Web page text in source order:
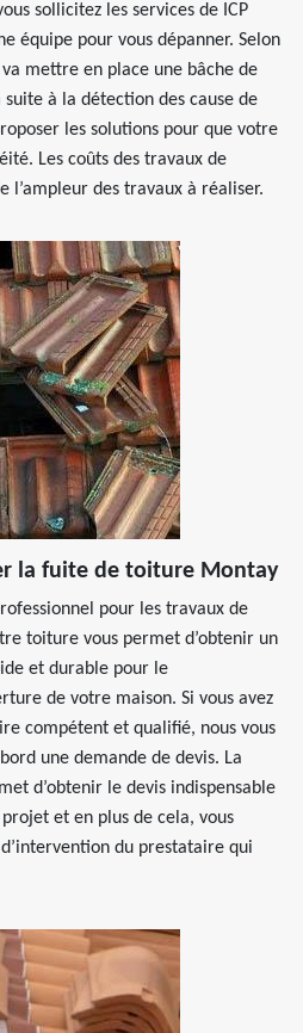
sollicitez les services de ICP
équipe pour vous dépanner. Selon
mettre en place une bâche de
à la détection des cause de
les solutions pour que votre
Les coûts des travaux de
l’ampleur des travaux à réaliser.
la fuite de toiture Montay
pour les travaux de
toiture vous permet d’obtenir un
et durable pour le
de votre maison. Si vous avez
compétent et qualifié, nous vous
une demande de devis. La
d’obtenir le devis indispensable
et en plus de cela, vous
du prestataire qui